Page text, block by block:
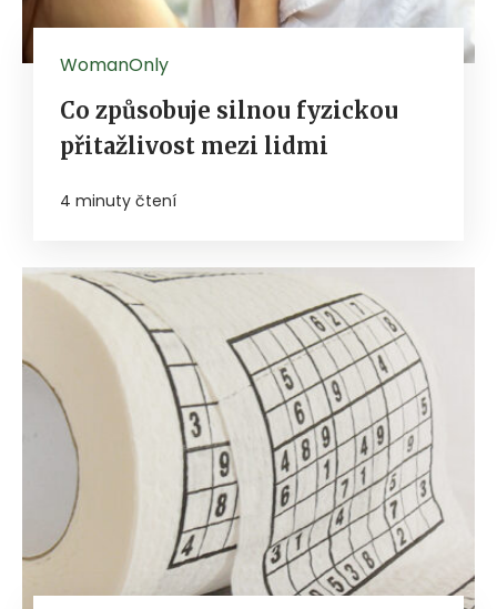
WomanOnly
Co způsobuje silnou fyzickou
přitažlivost mezi lidmi
4 minuty čtení